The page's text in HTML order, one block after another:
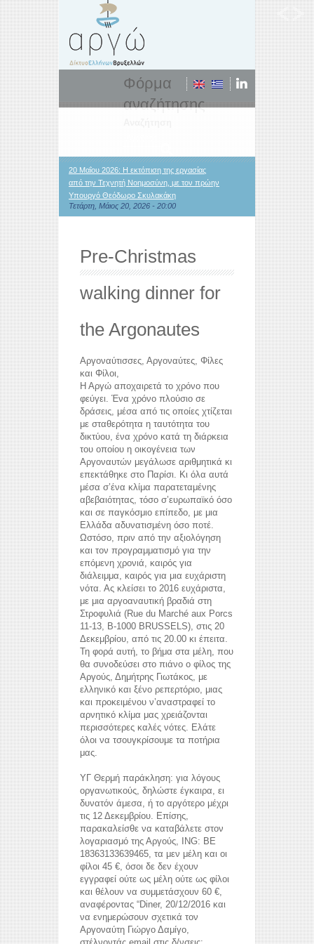
Φόρμα
αναζήτησης
20 Μαΐου 2026: Η εκτόπιση της εργασίας
από την Τεχνητή Νοημοσύνη, με τον πρώην
Υπουργό Θεόδωρο Σκυλακάκη
Τετάρτη, Μάιος 20, 2026 - 20:00
Pre-Christmas
walking dinner for
the Argonautes
Αργοναύτισσες, Αργοναύτες, Φίλες
και Φίλοι,
Η Αργώ αποχαιρετά το χρόνο που
φεύγει. Ένα χρόνο πλούσιο σε
δράσεις, μέσα από τις οποίες χτίζεται
με σταθερότητα η ταυτότητα του
δικτύου, ένα χρόνο κατά τη διάρκεια
του οποίου η οικογένεια των
Αργοναυτών μεγάλωσε αριθμητικά κι
επεκτάθηκε στο Παρίσι. Κι όλα αυτά
μέσα σ’ένα κλίμα παρατεταμένης
αβεβαιότητας, τόσο σ’ευρωπαϊκό όσο
και σε παγκόσμιο επίπεδο, με μια
Ελλάδα αδυνατισμένη όσο ποτέ.
Ωστόσο, πριν από την αξιολόγηση
και τον προγραμματισμό για την
επόμενη χρονιά, καιρός για
διάλειμμα, καιρός για μια ευχάριστη
νότα. Ας κλείσει το 2016 ευχάριστα,
με μια αργοαναυτική βραδιά στη
Στροφυλιά (Rue du Marché aux Porcs
11-13, B-1000 BRUSSELS), στις 20
Δεκεμβρίου, από τις 20.00 κι έπειτα.
Τη φορά αυτή, το βήμα στα μέλη, που
θα συνοδεύσει στο πιάνο ο φίλος της
Αργούς, Δημήτρης Γιωτάκος, με
ελληνικό και ξένο ρεπερτόριο, μιας
και προκειμένου ν’αναστραφεί το
αρνητικό κλίμα μας χρειάζονται
περισσότερες καλές νότες. Ελάτε
όλοι να τσουγκρίσουμε τα ποτήρια
μας.
ΥΓ Θερμή παράκληση: για λόγους
οργανωτικούς, δηλώστε έγκαιρα, ει
δυνατόν άμεσα, ή το αργότερο μέχρι
τις 12 Δεκεμβρίου. Επίσης,
παρακαλείσθε να καταβάλετε στον
λογαριασμό της Αργούς, ING: BE
18363133639465, τα μεν μέλη και οι
φίλοι 45 €, όσοι δε δεν έχουν
εγγραφεί ούτε ως μέλη ούτε ως φίλοι
και θέλουν να συμμετάσχουν 60 €,
αναφέροντας “Diner, 20/12/2016 και
να ενημερώσουν σχετικά τον
Αργοναύτη Γιώργο Δαμίγο,
reddit videos download coloring pages for kids
horoscope love